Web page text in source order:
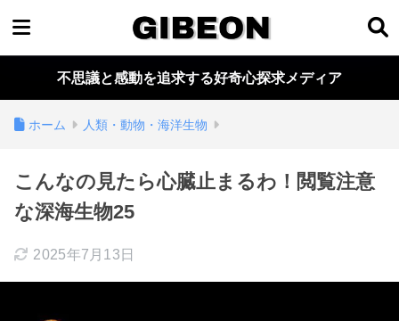
不思議と感動を追求する好奇心探求メディア
ホーム 人類・動物・海洋生物
こんなの見たら心臓止まるわ！閲覧注意
な深海生物25
2025年7月13日